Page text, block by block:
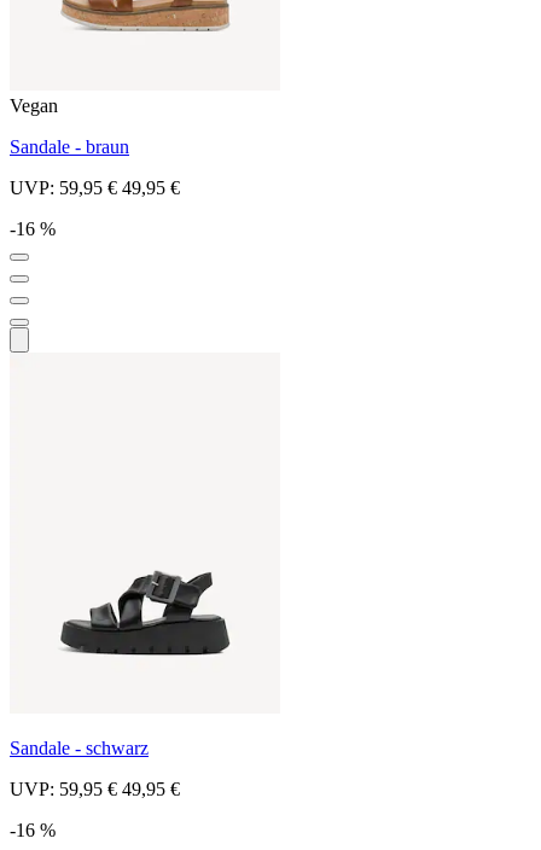
Vegan
Sandale - braun
UVP: 59,95 € 49,95 €
-16 %
Sandale - schwarz
UVP: 59,95 € 49,95 €
-16 %